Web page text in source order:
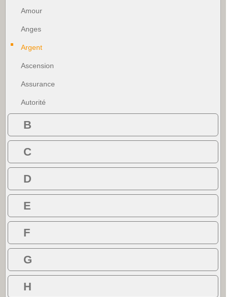
Amour
Anges
Argent
Ascension
Assurance
Autorité
B
C
D
E
F
G
H